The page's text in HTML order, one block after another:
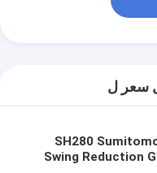
سعر ل
SH280
Swing Reduction